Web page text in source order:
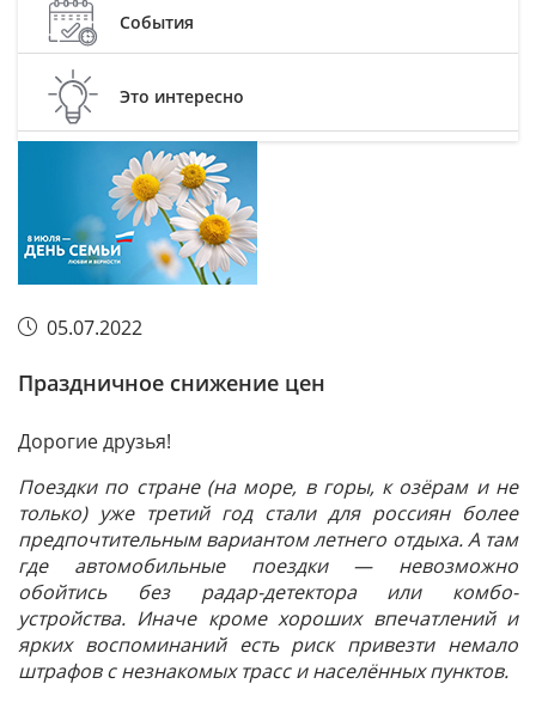
События
Это интересно
05.07.2022
Праздничное снижение цен
Дорогие друзья!
Поездки по стране (на море, в горы, к озёрам и не
только) уже третий год стали для россиян более
предпочтительным вариантом летнего отдыха. А там
где автомобильные поездки — невозможно
обойтись без радар-детектора или комбо-
устройства. Иначе кроме хороших впечатлений и
ярких воспоминаний есть риск привезти немало
штрафов с незнакомых трасс и населённых пунктов.